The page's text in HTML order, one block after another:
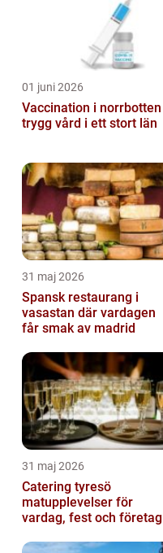
01 juni 2026
Vaccination i norrbotten
trygg vård i ett stort län
31 maj 2026
Spansk restaurang i
vasastan där vardagen
får smak av madrid
31 maj 2026
Catering tyresö
matupplevelser för
vardag, fest och företag